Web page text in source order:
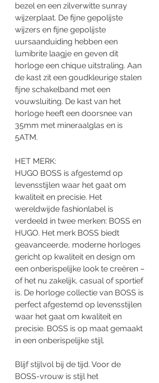
bezel en een zilverwitte sunray
wijzerplaat. De fijne gepolijste
wijzers en fijne gepolijste
uursaanduiding hebben een
lumibrite laagje en geven dit
horloge een chique uitstraling. Aan
de kast zit een goudkleurige stalen
fijne schakelband met een
vouwsluiting. De kast van het
horloge heeft een doorsnee van
35mm met mineraalglas en is
5ATM.
HET MERK:
HUGO BOSS is afgestemd op
levensstijlen waar het gaat om
kwaliteit en precisie. Het
wereldwijde fashionlabel is
verdeeld in twee merken: BOSS en
HUGO. Het merk BOSS biedt
geavanceerde, moderne horloges
gericht op kwaliteit en design om
een onberispelijke look te creëren –
of het nu zakelijk, casual of sportief
is. De horloge collectie van BOSS is
perfect afgestemd op levensstijlen
waar het gaat om kwaliteit en
precisie. BOSS is op maat gemaakt
in een onberispelijke stijl.
Blijf stijlvol bij de tijd. Voor de
BOSS-vrouw is stijl het